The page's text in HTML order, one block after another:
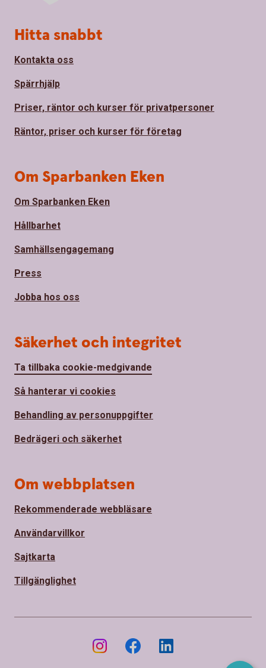
Sidfot
Hitta snabbt
Kontakta oss
Spärrhjälp
Priser, räntor och kurser för privatpersoner
Räntor, priser och kurser för företag
Om Sparbanken Eken
Om Sparbanken Eken
Hållbarhet
Samhällsengagemang
Press
Jobba hos oss
Säkerhet och integritet
Ta tillbaka cookie-medgivande
Så hanterar vi cookies
Behandling av personuppgifter
Bedrägeri och säkerhet
Om webbplatsen
Rekommenderade webbläsare
Användarvillkor
Sajtkarta
Tillgänglighet